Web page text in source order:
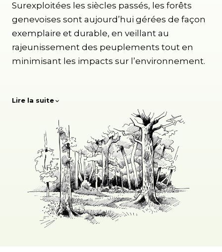
Surexploitées les siècles passés, les forêts
genevoises sont aujourd’hui gérées de façon
exemplaire et durable, en veillant au
rajeunissement des peuplements tout en
minimisant les impacts sur l’environnement.
Lire la suite